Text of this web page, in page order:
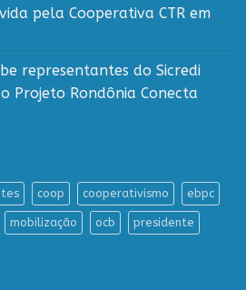
pela Cooperativa CTR em
representantes do Sicredi
Projeto Rondônia Conecta
coop cooperativismo ebpc
mobilização ocb presidente